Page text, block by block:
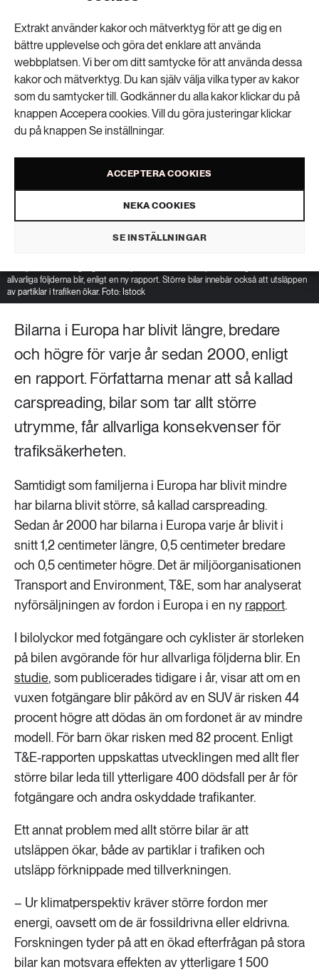
Extrakt använder kakor och mätverktyg för att ge dig en
bättre upplevelse och göra det enklare att använda
webbplatsen. Vi ber om ditt samtycke för att använda dessa
kakor och mätverktyg. Du kan själv välja vilka typer av kakor
som du samtycker till. Godkänner du alla kakor klickar du på
knappen Accepera cookies. Vill du göra justeringar klickar
du på knappen Se inställningar.
ACCEPTERA COOKIES
NEKA COOKIES
SE INSTÄLLNINGAR
allvarliga följderna blir, enligt en ny rapport. Större bilar innebär också att utsläppen
av partiklar i trafiken ökar. Foto: Istock
Bilarna i Europa har blivit längre, bredare
och högre för varje år sedan 2000, enligt
en rapport. Författarna menar att så kallad
carspreading, bilar som tar allt större
utrymme, får allvarliga konsekvenser för
trafiksäkerheten.
Samtidigt som familjerna i Europa har blivit mindre
har bilarna blivit större, så kallad carspreading.
Sedan år 2000 har bilarna i Europa varje år blivit i
snitt 1,2 centimeter längre, 0,5 centimeter bredare
och 0,5 centimeter högre. Det är miljöorganisationen
Transport and Environment, T&E, som har analyserat
nyförsäljningen av fordon i Europa i en ny rapport.
I bilolyckor med fotgängare och cyklister är storleken
på bilen avgörande för hur allvarliga följderna blir. En
studie, som publicerades tidigare i år, visar att om en
vuxen fotgängare blir påkörd av en SUV är risken 44
procent högre att dödas än om fordonet är av mindre
modell. För barn ökar risken med 82 procent. Enligt
T&E-rapporten uppskattas utvecklingen med allt fler
större bilar leda till ytterligare 400 dödsfall per år för
fotgängare och andra oskyddade trafikanter.
Ett annat problem med allt större bilar är att
utsläppen ökar, både av partiklar i trafiken och
utsläpp förknippade med tillverkningen.
– Ur klimatperspektiv kräver större fordon mer
energi, oavsett om de är fossildrivna eller eldrivna.
Forskningen tyder på att en ökad efterfrågan på stora
bilar kan motsvara effekten av ytterligare 1 500